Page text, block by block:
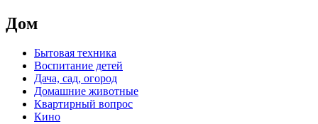
Дом
Бытовая техника
Воспитание детей
Дача, сад, огород
Домашние животные
Квартирный вопрос
Кино